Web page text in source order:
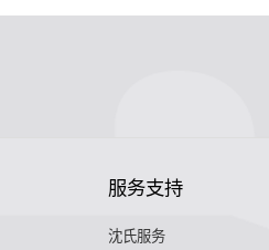
服务支持
沈氏服务